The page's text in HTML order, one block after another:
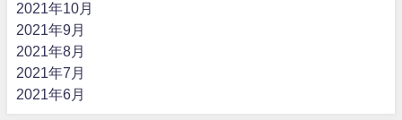
2021年10月
2021年9月
2021年8月
2021年7月
2021年6月